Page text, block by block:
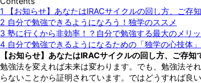
1 【お知らせ】あなたはIRACサイクルの回し方、ご存
2 自分で勉強できるようになろう！独学のススメ
3 塾に行くから非効率！？自分で勉強する最大のメリッ
4 自分で勉強できるようになるための「独学の心技体」
【お知らせ】あなたはIRACサイクルの回し方、ご存知
勉強法を変えれば未来は変わります。でも、勉強法そ
らないことから証明されています。ではどうすれば良